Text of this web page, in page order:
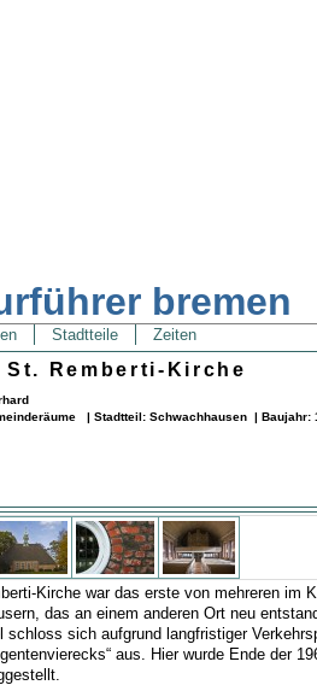
bremen
Stadtteile Zeiten
St. Remberti-Kirche
| Stadtteil: Schwachhausen | Baujahr:
Kirche war das erste von mehreren im
das an einem anderen Ort neu
schloss sich aufgrund langfristiger
aus. Hier wurde Ende der